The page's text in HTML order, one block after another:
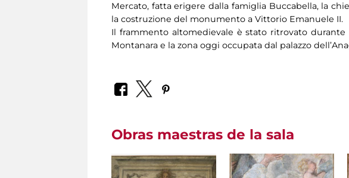
Mercato, fatta erigere dalla famiglia Buccabella, la
la costruzione del monumento a Vittorio Emanuele II.
Il frammento altomedievale è stato ritrovato
Montanara e la zona oggi occupata dal palazzo
Obras maestras de la sala